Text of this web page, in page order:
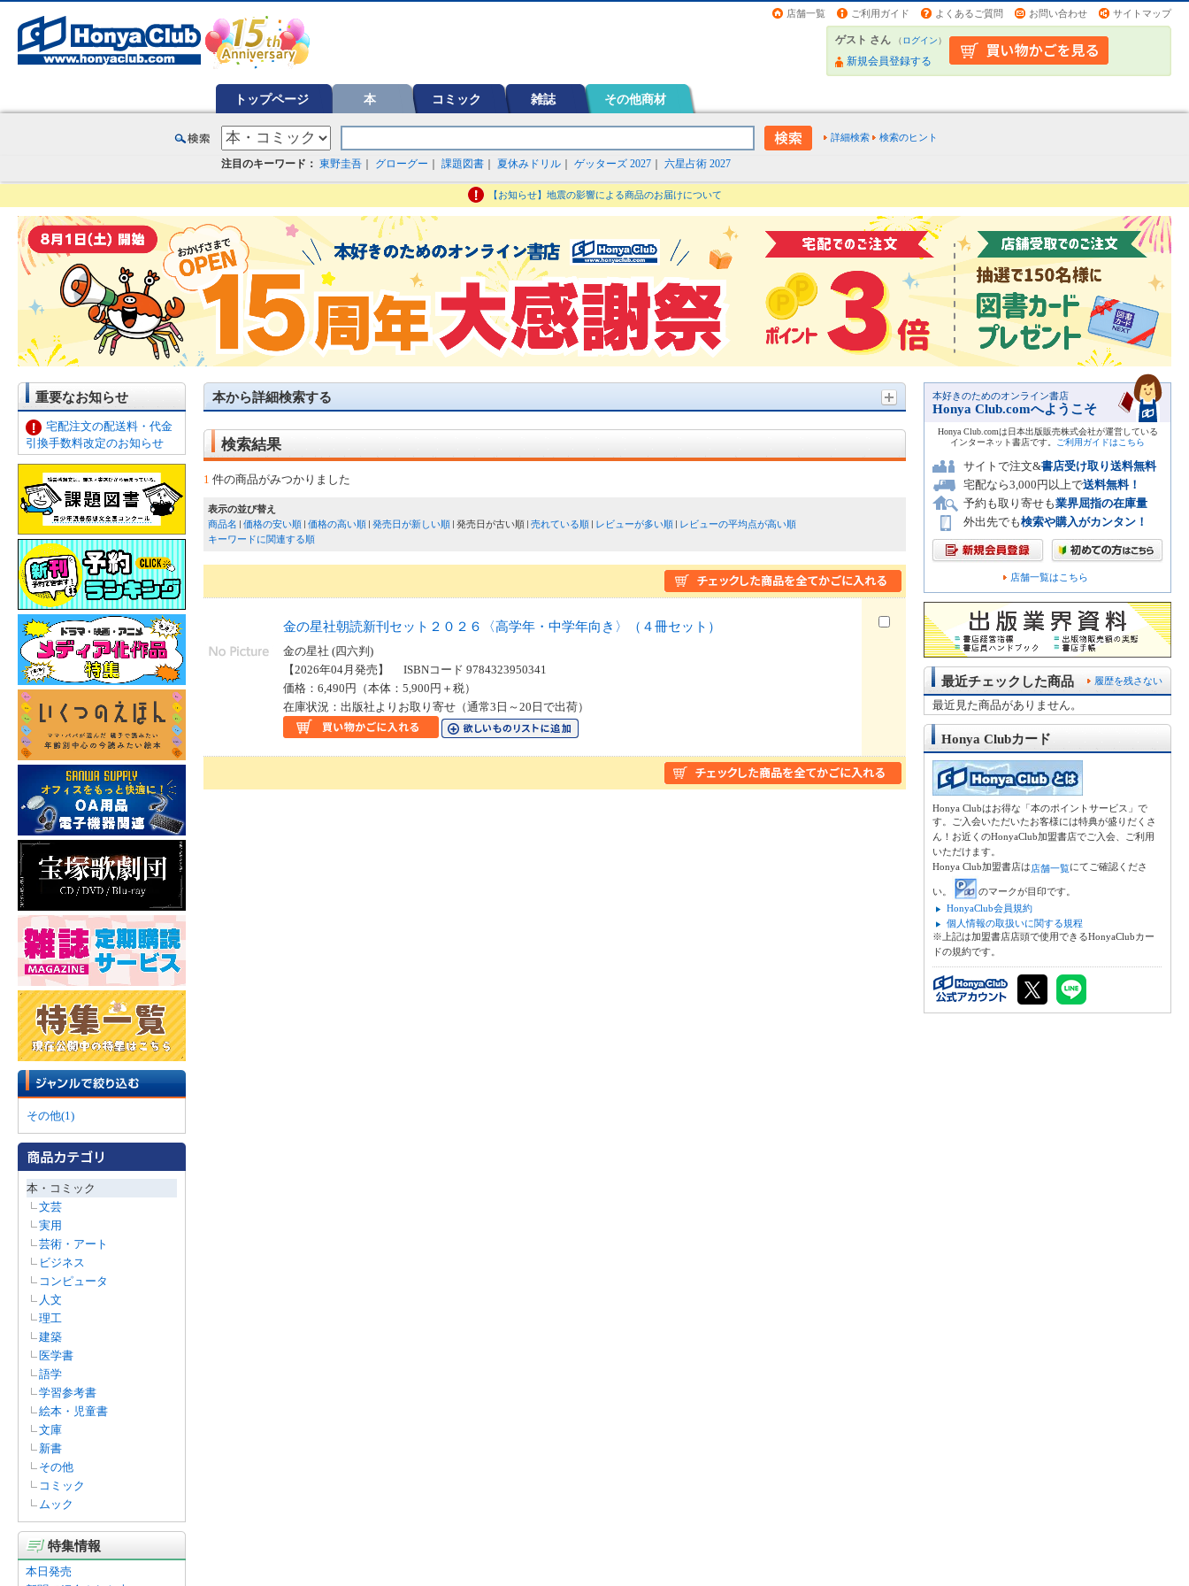
店舗一覧 ご利用ガイド よくあるご質問 お問い合わせ サイトマップ
ゲスト さん （ログイン）
新規会員登録する
トップページ 本 コミック 雑誌 その他商材
詳細検索 検索のヒント
注目のキーワード： 東野圭吾 グローグー 課題図書 夏休みドリル ゲッターズ 2027 六星占術 2027
【お知らせ】地震の影響による商品のお届けについて
重要なお知らせ
宅配注文の配送料・代金
引換手数料改定のお知らせ
その他(1)
本・コミック
文芸
実用
芸術・アート
ビジネス
コンピュータ
人文
理工
建築
医学書
語学
学習参考書
絵本・児童書
文庫
新書
その他
コミック
ムック
特集情報
本日発売
本から詳細検索する
検索結果
1 件の商品がみつかりました
表示の並び替え
商品名
価格の安い順 価格の高い順 発売日が新しい順 発売日が古い順 売れている順 レビューが多い順
レビューの平均点が高い順
キーワードに関連する順
金の星社朝読新刊セット２０２６〈高学年・中学年向き〉（４冊セット）
金の星社 (四六判)
【2026年04月発売】 ISBNコード 9784323950341
価格：6,490円（本体：5,900円＋税）
在庫状況：出版社よりお取り寄せ（通常3日～20日で出荷）
本好きのためのオンライン書店
Honya Club.comへようこそ
Honya Club.comは日本出版販売株式会社が運営している
インターネット書店です。
ご利用ガイドはこちら
サイトで注文&書店受け取り送料無料
宅配なら3,000円以上で送料無料！
予約も取り寄せも業界屈指の在庫量
外出先でも検索や購入がカンタン！
店舗一覧はこちら
履歴を残さない
最近チェックした商品
最近見た商品がありません。
Honya Clubカード
Honya Clubはお得な「本のポイントサービス」で
す。ご入会いただいたお客様には特典が盛りだくさ
ん！お近くのHonyaClub加盟書店でご入会、ご利用
いただけます。
Honya Club加盟書店は店舗一覧にてご確認くださ
い。
のマークが目印です。
HonyaClub会員規約
個人情報の取扱いに関する規程
※上記は加盟書店店頭で使用できるHonyaClubカー
ドの規約です。